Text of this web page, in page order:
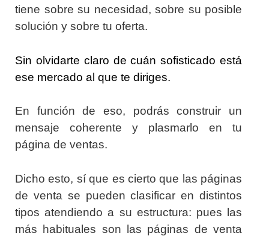
tiene sobre su necesidad, sobre su posible
solución y sobre tu oferta.
Sin olvidarte claro de cuán sofisticado está
ese mercado al que te diriges.
En función de eso, podrás construir un
mensaje coherente y plasmarlo en tu
página de ventas.
Dicho esto, sí que es cierto que las páginas
de venta se pueden clasificar en distintos
tipos atendiendo a su estructura: pues las
más habituales son las páginas de venta